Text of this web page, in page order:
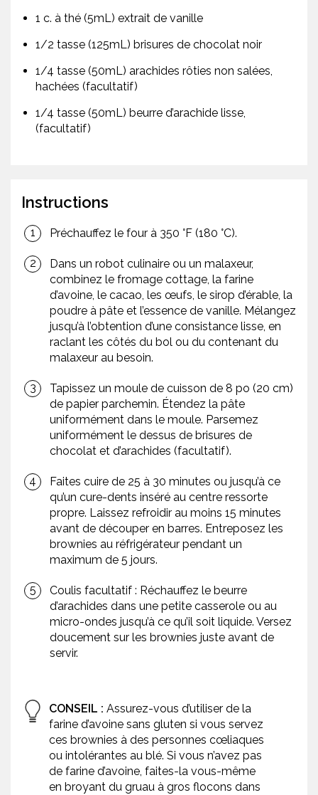
1 c. à thé (5mL) extrait de vanille
1/2 tasse (125mL) brisures de chocolat noir
1/4 tasse (50mL) arachides rôties non salées,
hachées (facultatif)
1/4 tasse (50mL) beurre d’arachide lisse,
(facultatif)
Instructions
Préchauffez le four à 350 °F (180 °C).
Dans un robot culinaire ou un malaxeur,
combinez le fromage cottage, la farine
d’avoine, le cacao, les œufs, le sirop d’érable, la
poudre à pâte et l’essence de vanille. Mélangez
jusqu’à l’obtention d’une consistance lisse, en
raclant les côtés du bol ou du contenant du
malaxeur au besoin.
Tapissez un moule de cuisson de 8 po (20 cm)
de papier parchemin. Étendez la pâte
uniformément dans le moule. Parsemez
uniformément le dessus de brisures de
chocolat et d’arachides (facultatif).
Faites cuire de 25 à 30 minutes ou jusqu’à ce
qu’un cure-dents inséré au centre ressorte
propre. Laissez refroidir au moins 15 minutes
avant de découper en barres. Entreposez les
brownies au réfrigérateur pendant un
maximum de 5 jours.
Coulis facultatif : Réchauffez le beurre
d’arachides dans une petite casserole ou au
micro-ondes jusqu’à ce qu’il soit liquide. Versez
doucement sur les brownies juste avant de
servir.
CONSEIL : Assurez-vous d’utiliser de la
farine d’avoine sans gluten si vous servez
ces brownies à des personnes cœliaques
ou intolérantes au blé. Si vous n’avez pas
de farine d’avoine, faites-la vous-même
en broyant du gruau à gros flocons dans